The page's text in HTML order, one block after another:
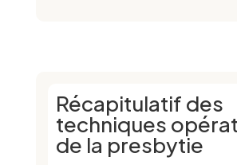
Récapitulatif des
techniques
de la presbytie